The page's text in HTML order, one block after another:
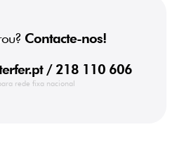
Contacte-nos!
/ 218 110 606
rede fixa nacional